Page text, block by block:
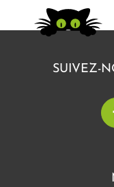
SUIVEZ-